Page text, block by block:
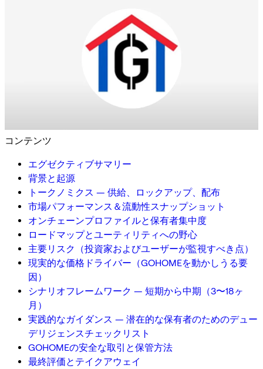
コンテンツ
エグゼクティブサマリー
背景と起源
トークノミクス — 供給、ロックアップ、配布
市場パフォーマンス＆流動性スナップショット
オンチェーンプロファイルと保有者集中度
ロードマップとユーティリティへの野心
主要リスク（投資家およびユーザーが監視すべき点）
現実的な価格ドライバー（GOHOMEを動かしうる要
因）
シナリオフレームワーク — 短期から中期（3〜18ヶ
月）
実践的なガイダンス — 潜在的な保有者のためのデュー
デリジェンスチェックリスト
GOHOMEの安全な取引と保管方法
最終評価とテイクアウェイ